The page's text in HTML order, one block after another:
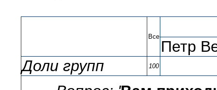
Все
Петр
Доли групп
100